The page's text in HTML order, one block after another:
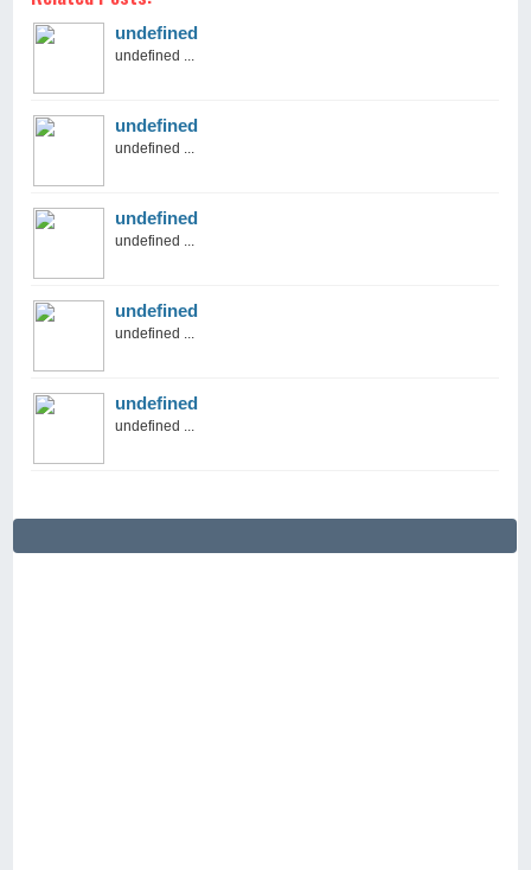
undefined
undefined ...
undefined
undefined ...
undefined
undefined ...
undefined
undefined ...
undefined
undefined ...